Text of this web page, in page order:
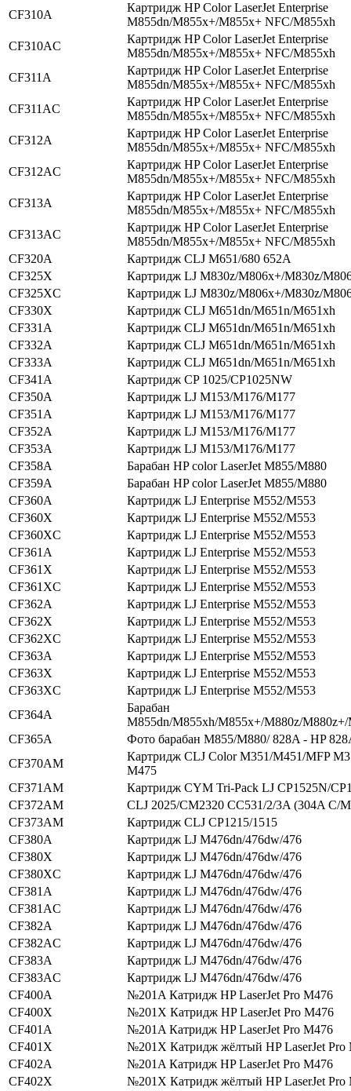
CF310A
Картридж HP Color LaserJet Enterprise
M855dn/M855x+/M855x+ NFC/M855xh
CF310AC
Картридж HP Color LaserJet Enterprise
M855dn/M855x+/M855x+ NFC/M855xh
CF311A
Картридж HP Color LaserJet Enterprise
M855dn/M855x+/M855x+ NFC/M855xh
CF311AC
Картридж HP Color LaserJet Enterprise
M855dn/M855x+/M855x+ NFC/M855xh
CF312A
Картридж HP Color LaserJet Enterprise
M855dn/M855x+/M855x+ NFC/M855xh
CF312AC
Картридж HP Color LaserJet Enterprise
M855dn/M855x+/M855x+ NFC/M855xh
CF313A
Картридж HP Color LaserJet Enterprise
M855dn/M855x+/M855x+ NFC/M855xh
CF313AC
Картридж HP Color LaserJet Enterprise
M855dn/M855x+/M855x+ NFC/M855xh
CF320A
Картридж CLJ M651/680 652A
CF325X
Картридж LJ M830z/M806x+/M830z/
CF325XC
Картридж LJ M830z/M806x+/M830z/
CF330X
Картридж CLJ M651dn/M651n/M651xh
CF331A
Картридж CLJ M651dn/M651n/M651xh
CF332A
Картридж CLJ M651dn/M651n/M651xh
CF333A
Картридж CLJ M651dn/M651n/M651xh
CF341A
Картридж CP 1025/CP1025NW
CF350A
Картридж LJ M153/M176/M177
CF351A
Картридж LJ M153/M176/M177
CF352A
Картридж LJ M153/M176/M177
CF353A
Картридж LJ M153/M176/M177
CF358A
Барабан HP color LaserJet M855/M880
CF359A
Барабан HP color LaserJet M855/M880
CF360A
Картридж LJ Enterprise M552/M553
CF360X
Картридж LJ Enterprise M552/M553
CF360XC
Картридж LJ Enterprise M552/M553
CF361A
Картридж LJ Enterprise M552/M553
CF361X
Картридж LJ Enterprise M552/M553
CF361XC
Картридж LJ Enterprise M552/M553
CF362A
Картридж LJ Enterprise M552/M553
CF362X
Картридж LJ Enterprise M552/M553
CF362XC
Картридж LJ Enterprise M552/M553
CF363A
Картридж LJ Enterprise M552/M553
CF363X
Картридж LJ Enterprise M552/M553
CF363XC
Картридж LJ Enterprise M552/M553
CF364A
Барабан
M855dn/M855xh/M855x+/M880z/
CF365A
Фото барабан M855/M880/ 828A - HP
CF370AM
Картридж CLJ Color M351/M451/MFP
M475
CF371AM
Картридж CYM Tri-Pack LJ CP1525N/
CF372AM
CLJ 2025/CM2320 CC531/2/3A (304A C/
CF373AM
Картридж CLJ CP1215/1515
CF380A
Картридж LJ M476dn/476dw/476
CF380X
Картридж LJ M476dn/476dw/476
CF380XC
Картридж LJ M476dn/476dw/476
CF381A
Картридж LJ M476dn/476dw/476
CF381AC
Картридж LJ M476dn/476dw/476
CF382A
Картридж LJ M476dn/476dw/476
CF382AC
Картридж LJ M476dn/476dw/476
CF383A
Картридж LJ M476dn/476dw/476
CF383AC
Картридж LJ M476dn/476dw/476
CF400A
№201A Катридж HP LaserJet Pro M476
CF400X
№201X Катридж HP LaserJet Pro M476
CF401A
№201A Катридж HP LaserJet Pro M476
CF401X
№201X Катридж жёлтый HP LaserJet Pro
CF402A
№201A Катридж HP LaserJet Pro M476
CF402X
№201X Катридж жёлтый HP LaserJet Pro